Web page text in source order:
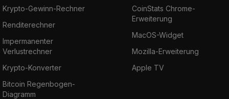
Krypto-Gewinn-Rechner
Renditerechner
Impermanenter
Verlustrechner
Krypto-Konverter
Bitcoin Regenbogen-
Diagramm
CoinStats Chrome-
Erweiterung
MacOS-Widget
Mozilla-Erweiterung
Apple TV